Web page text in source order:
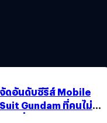
จัดอันดับซีรีส์ Mobile
Suit Gundam ที่คนไม่